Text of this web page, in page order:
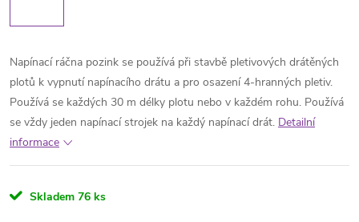
Napínací ráčna pozink se používá při stavbě pletivových drátěných
plotů k vypnutí napínacího drátu a pro osazení 4-hranných pletiv.
Používá se každých 30 m délky plotu nebo v každém rohu. Používá
se vždy jeden napínací strojek na každý napínací drát. Detailní
informace
Skladem 76 ks